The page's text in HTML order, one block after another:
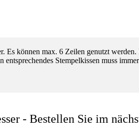
können max. 6 Zeilen genutzt
Stempelkissen muss
- Bestellen Sie im